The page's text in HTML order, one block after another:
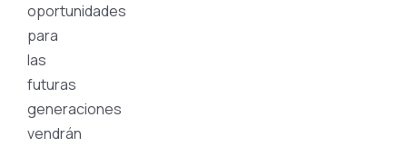
oportunidades
para
las
futuras
generaciones
vendrán